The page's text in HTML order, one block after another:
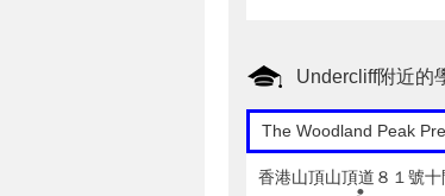
Undercliff附近的
The Woodland Peak
香港山頂山頂道８１號